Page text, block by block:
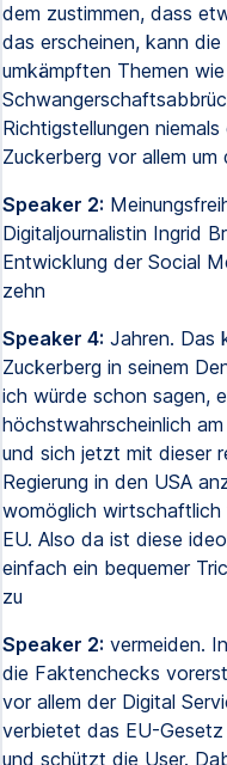
dem zustimmen, dass
das erscheinen, kann
umkämpften Themen
Richtigstellungen
Zuckerberg vor allem um
Speaker 2:
Digitaljournalistin Ingrid
Entwicklung der Social
zehn
Speaker 4: Jahren. Das
Zuckerberg in seinem
ich würde schon sagen,
höchstwahrscheinlich
und sich jetzt mit dieser
Regierung in den USA
womöglich
EU. Also da ist diese
einfach ein bequemer
zu
Speaker 2: vermeiden.
die Faktenchecks
vor allem der Digital
verbietet das EU-Gesetz
und schützt die User.